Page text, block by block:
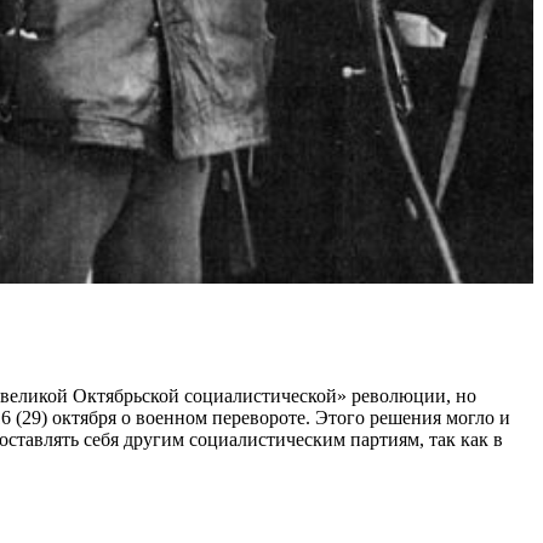
Октябрьской социалистической» революции, но
октября о военном перевороте. Этого решения могло и
себя другим социалистическим партиям, так как в